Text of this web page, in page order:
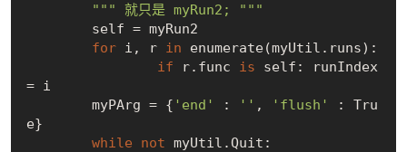
""" 就只是 myRun2; """
for i, r in enumerate(myUtil.runs):
if r.func is self: runIndex
= i
	myPArg = {
'end' : '' , 'flush' : Tru
e}
while
not myUtil.Quit: